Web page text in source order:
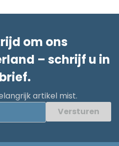
om ons
– schrijf u in
artikel mist.
Versturen